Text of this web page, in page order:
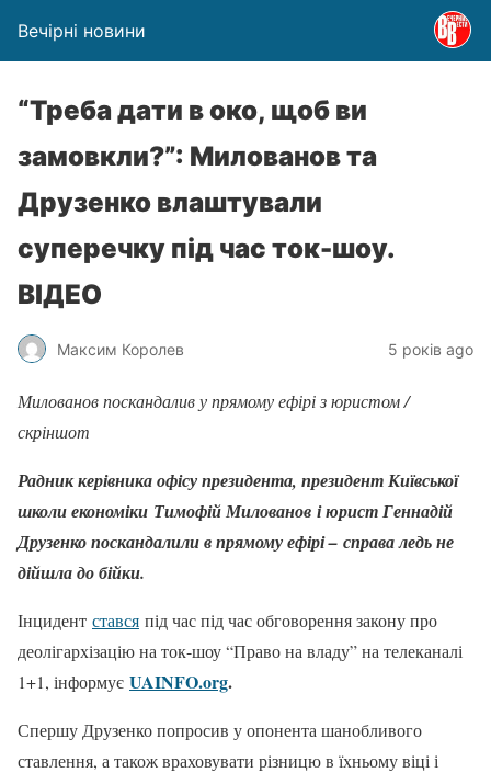
Вечірні новини
“Треба дати в око, щоб ви
замовкли?”: Милованов та
Друзенко влаштували
суперечку під час ток-шоу.
ВІДЕО
Максим Королев 5 років ago
Милованов поскандалив у прямому ефірі з юристом /
скріншот
Радник керівника офісу президента, президент Київської
школи економіки Тимофій Милованов і юрист Геннадій
Друзенко поскандалили в прямому ефірі – справа ледь не
дійшла до бійки.
Інцидент стався під час під час обговорення закону про
деолігархізацію на ток-шоу “Право на владу” на телеканалі
1+1, інформує UAINFO.org.
Спершу Друзенко попросив у опонента шанобливого
ставлення, а також враховувати різницю в їхньому віці і